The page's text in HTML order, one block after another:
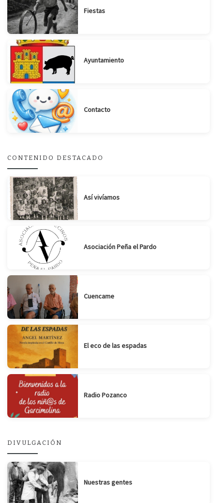
Fiestas
Ayuntamiento
Contacto
CONTENIDO DESTACADO
Así vivíamos
Asociación Peña el Pardo
Cuencame
El eco de las espadas
Radio Pozanco
DIVULGACIÓN
Nuestras gentes
Suscribirse